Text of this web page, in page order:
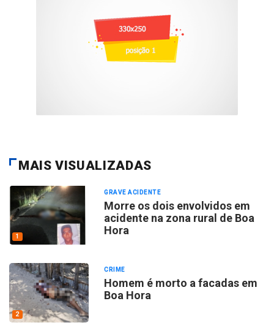
MAIS VISUALIZADAS
1
GRAVE ACIDENTE
Morre os dois envolvidos em
acidente na zona rural de Boa
Hora
2
CRIME
Homem é morto a facadas em
Boa Hora